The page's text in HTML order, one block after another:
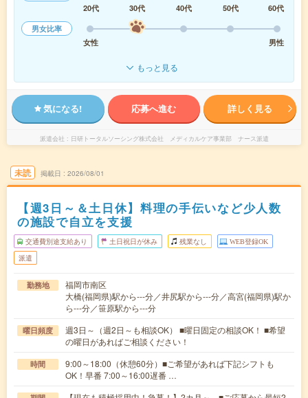
20代
30代 40代 50代
60代
男女比率
女性
男性
もっと見る
気になる! 応募へ進む 詳しく見る
派遣会社 日研トータルソーシング株式会社 メディカルケア事業部 ナース派遣
未読 掲載日 2026/08/01
【週3日～＆土日休】料理の手伝いなど少人数
の施設で自立を支援
交通費別途支給あり 土日祝日が休み 残業なし WEB登録OK
派遣
勤務地
福岡市南区
大橋(福岡県)駅から---分／井尻駅から---分／高宮(福岡県)駅か
ら---分／笹原駅から---分
曜日頻度
週3日～（週2日～も相談OK） ■曜日固定の相談OK！ ■希望
の曜日があればご相談ください！
時間
9:00～18:00（休憩60分）■ご希望があれば下記シフトも
OK！早番 7:00～16:00遅番 …